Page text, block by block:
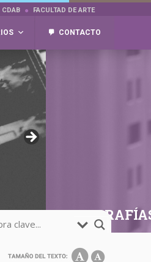
CDAB FACULTAD DE ARTE
CONTACTO